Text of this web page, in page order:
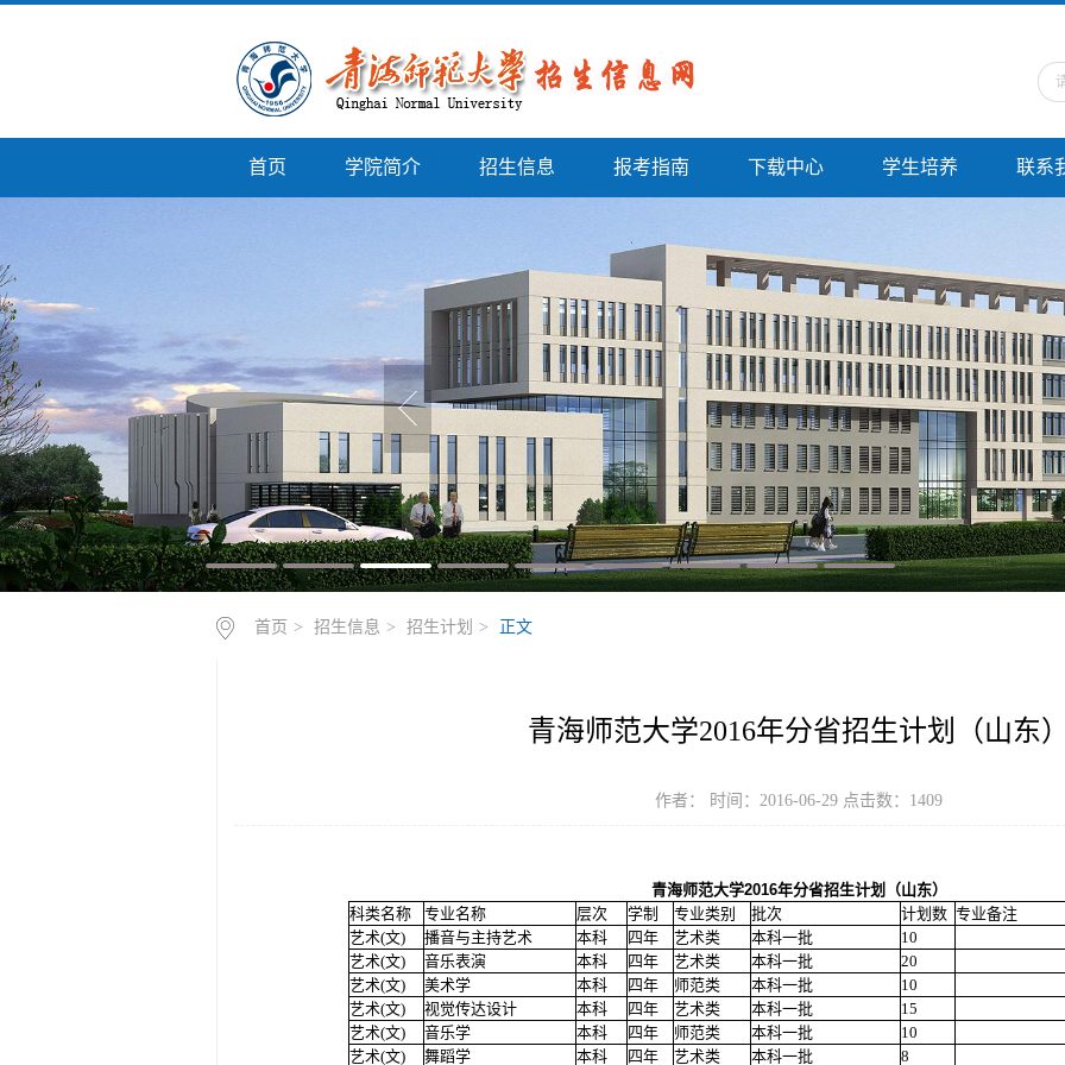
首页 学院简介 招生信息 报考指南 下载中心 学生培养 联系
首页 > 招生信息 > 招生计划 > 正文
青海师范大学2016年分省招生计划（山东
作者： 时间：2016-06-29 点击数： 1409
青海师范大学2016年分省招生计划（山东）
科类名称
专业名称 层次 学制 专业类别 批次 计划数 专业备注
艺术(文)
播音与主持艺术 本科 四年 艺术类 本科一批
10
艺术(文)
音乐表演 本科 四年 艺术类 本科一批
20
艺术(文)
美术学 本科 四年 师范类 本科一批
10
艺术(文)
视觉传达设计 本科 四年 艺术类 本科一批
15
艺术(文)
音乐学 本科 四年 师范类 本科一批
10
艺术(文)
舞蹈学 本科 四年 艺术类 本科一批 8